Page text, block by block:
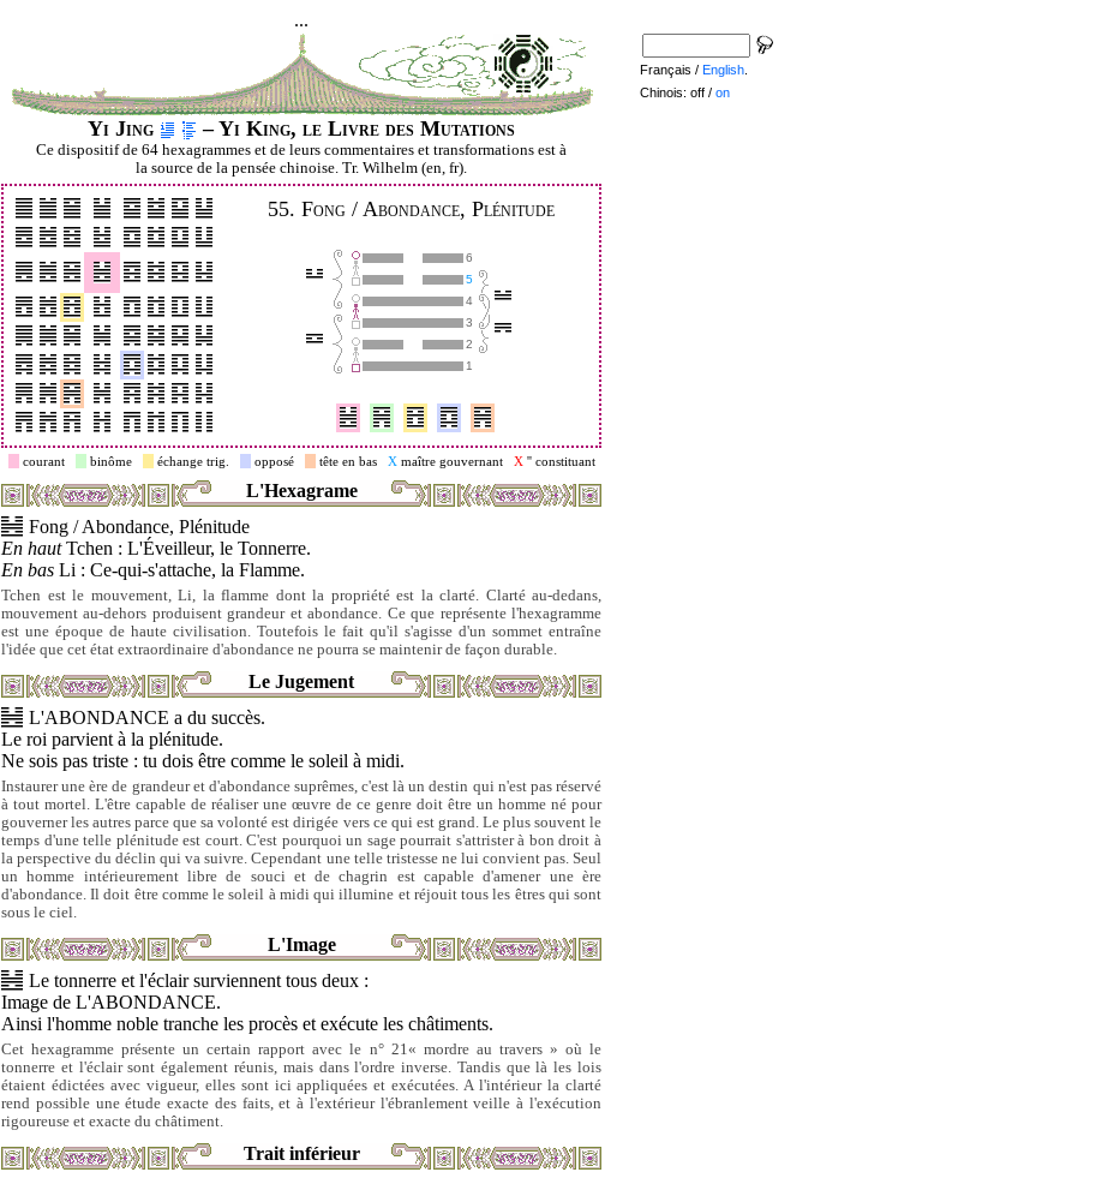
...
Yi Jing – Yi King, le Livre des Mutations
Ce dispositif de 64 hexagrammes et de leurs commentaires et transformations est à
la source de la pensée chinoise. Tr. Wilhelm (en, fr).
55. Fong / Abondance, Plénitude
6
5
4
3
2
1
courant binôme échange trig. opposé tête en bas Xmaître gouvernant X'' constituant
L'Hexagrame
Fong / Abondance, Plénitude
En hautTchen : L'Éveilleur, le Tonnerre.
En bas Li : Ce-qui-s'attache, la Flamme.
Tchen est le mouvement, Li, la flamme dont la propriété est la clarté. Clarté au-dedans,
mouvement au-dehors produisent grandeur et abondance. Ce que représente l'hexagramme
est une époque de haute civilisation. Toutefois le fait qu'il s'agisse d'un sommet entraîne
l'idée que cet état extraordinaire d'abondance ne pourra se maintenir de façon durable.
Le Jugement
L'ABONDANCE a du succès.
Le roi parvient à la plénitude.
Ne sois pas triste : tu dois être comme le soleil à midi.
Instaurer une ère de grandeur et d'abondance suprêmes, c'est là un destin qui n'est pas réservé
à tout mortel. L'être capable de réaliser une œuvre de ce genre doit être un homme né pour
gouverner les autres parce que sa volonté est dirigée vers ce qui est grand. Le plus souvent le
temps d'une telle plénitude est court. C'est pourquoi un sage pourrait s'attrister à bon droit à
la perspective du déclin qui va suivre. Cependant une telle tristesse ne lui convient pas. Seul
un homme intérieurement libre de souci et de chagrin est capable d'amener une ère
d'abondance. Il doit être comme le soleil à midi qui illumine et réjouit tous les êtres qui sont
sous le ciel.
L'Image
Le tonnerre et l'éclair surviennent tous deux :
Image de L'ABONDANCE.
Ainsi l'homme noble tranche les procès et exécute les châtiments.
Cet hexagramme présente un certain rapport avec le n° 21« mordre au travers » où le
tonnerre et l'éclair sont également réunis, mais dans l'ordre inverse. Tandis que là les lois
étaient édictées avec vigueur, elles sont ici appliquées et exécutées. A l'intérieur la clarté
rend possible une étude exacte des faits, et à l'extérieur l'ébranlement veille à l'exécution
rigoureuse et exacte du châtiment.
Trait inférieur
Français / English
Chinois: off / on